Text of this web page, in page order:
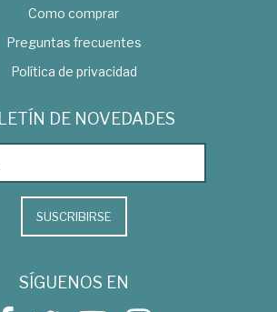
Como comprar
Preguntas frecuentes
Política de privacidad
DE NOVEDADES
SUSCRIBIRSE
SÍGUENOS EN